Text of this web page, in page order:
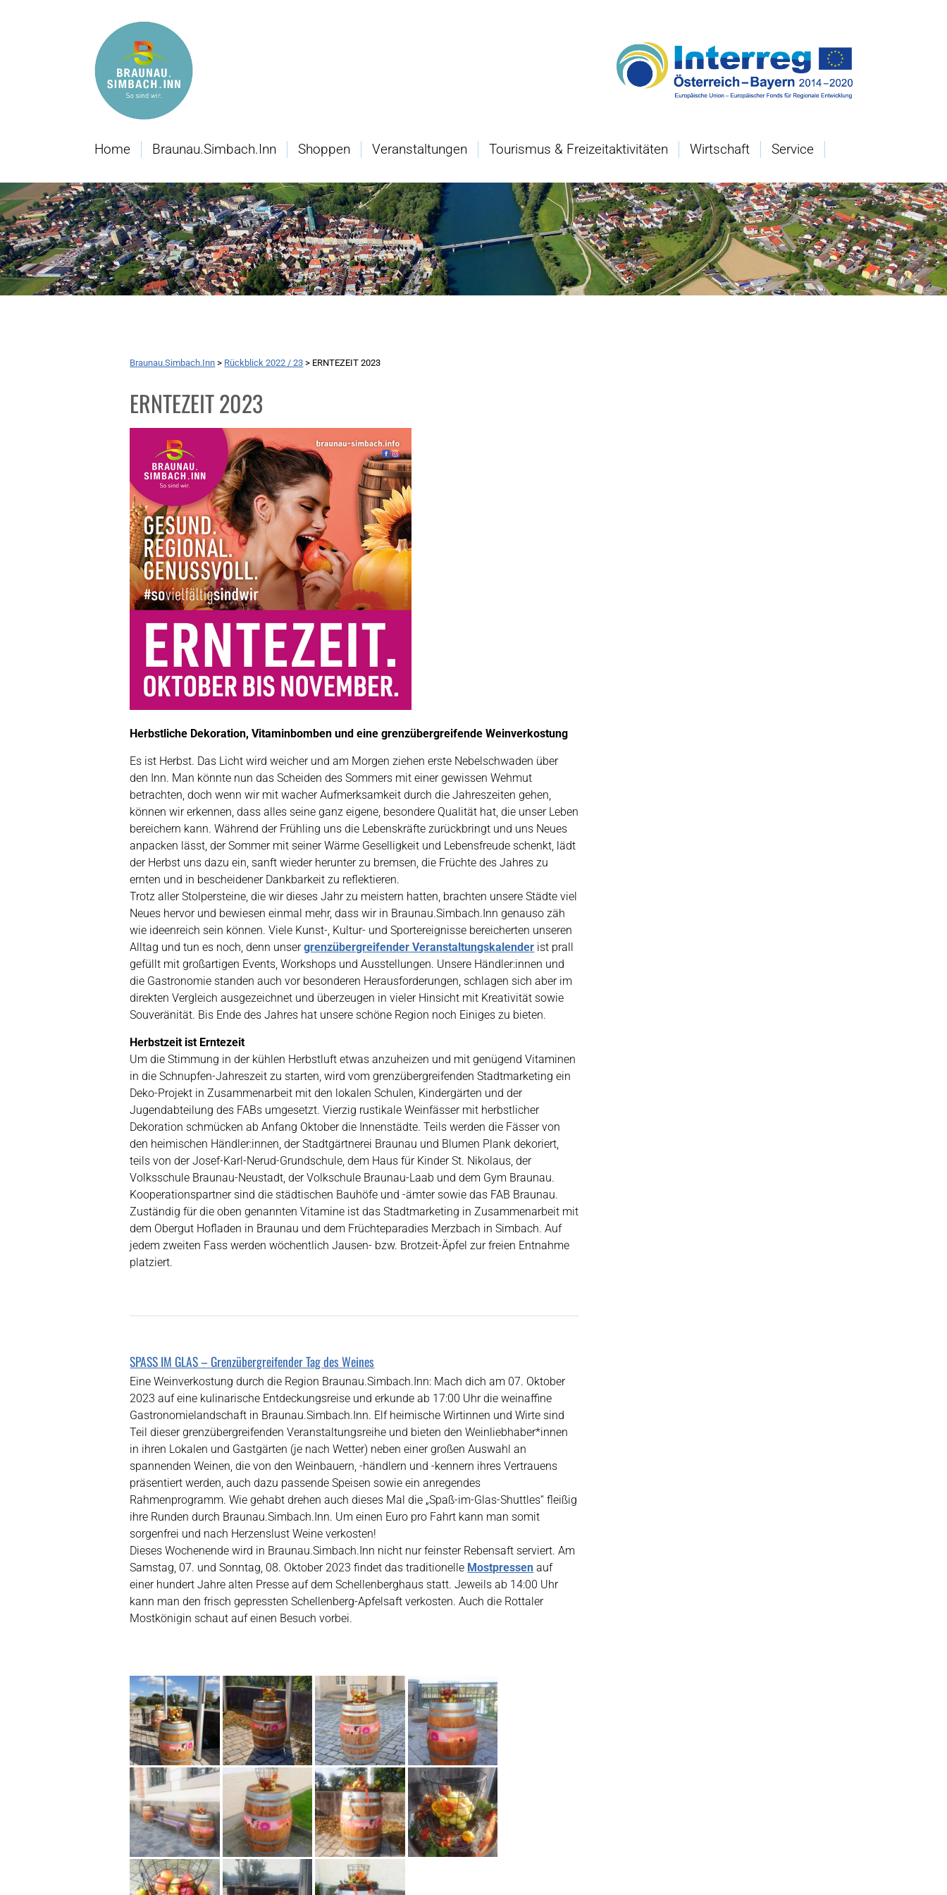
Home Braunau.Simbach.Inn Shoppen Veranstaltungen Tourismus & Freizeitaktivitäten Wirtschaft Service
Braunau.Simbach.Inn > Rückblick 2022 / 23 > ERNTEZEIT 2023
ERNTEZEIT 2023
Herbstliche Dekoration, Vitaminbomben und eine grenzübergreifende Weinverkostung
Es ist Herbst. Das Licht wird weicher und am Morgen ziehen erste Nebelschwaden über
den Inn. Man könnte nun das Scheiden des Sommers mit einer gewissen Wehmut
betrachten, doch wenn wir mit wacher Aufmerksamkeit durch die Jahreszeiten gehen,
können wir erkennen, dass alles seine ganz eigene, besondere Qualität hat, die unser Leben
bereichern kann. Während der Frühling uns die Lebenskräfte zurückbringt und uns Neues
anpacken lässt, der Sommer mit seiner Wärme Geselligkeit und Lebensfreude schenkt, lädt
der Herbst uns dazu ein, sanft wieder herunter zu bremsen, die Früchte des Jahres zu
ernten und in bescheidener Dankbarkeit zu reflektieren.
Trotz aller Stolpersteine, die wir dieses Jahr zu meistern hatten, brachten unsere Städte viel
Neues hervor und bewiesen einmal mehr, dass wir in Braunau.Simbach.Inn genauso zäh
wie ideenreich sein können. Viele Kunst-, Kultur- und Sportereignisse bereicherten unseren
Alltag und tun es noch, denn unsergrenzübergreifender Veranstaltungskalender ist prall
gefüllt mit großartigen Events, Workshops und Ausstellungen. Unsere Händler:innen und
die Gastronomie standen auch vor besonderen Herausforderungen, schlagen sich aber im
direkten Vergleich ausgezeichnet und überzeugen in vieler Hinsicht mit Kreativität sowie
Souveränität. Bis Ende des Jahres hat unsere schöne Region noch Einiges zu bieten.
Herbstzeit ist Erntezeit
Um die Stimmung in der kühlen Herbstluft etwas anzuheizen und mit genügend Vitaminen
in die Schnupfen-Jahreszeit zu starten, wird vom grenzübergreifenden Stadtmarketing ein
Deko-Projekt in Zusammenarbeit mit den lokalen Schulen, Kindergärten und der
Jugendabteilung des FABs umgesetzt. Vierzig rustikale Weinfässer mit herbstlicher
Dekoration schmücken ab Anfang Oktober die Innenstädte. Teils werden die Fässer von
den heimischen Händler:innen, der Stadtgärtnerei Braunau und Blumen Plank dekoriert,
teils von der Josef-Karl-Nerud-Grundschule, dem Haus für Kinder St. Nikolaus, der
Volksschule Braunau-Neustadt, der Volkschule Braunau-Laab und dem Gym Braunau.
Kooperationspartner sind die städtischen Bauhöfe und -ämter sowie das FAB Braunau.
Zuständig für die oben genannten Vitamine ist das Stadtmarketing in Zusammenarbeit mit
dem Obergut Hofladen in Braunau und dem Früchteparadies Merzbach in Simbach. Auf
jedem zweiten Fass werden wöchentlich Jausen- bzw. Brotzeit-Äpfel zur freien Entnahme
platziert.
SPASS IM GLAS – Grenzübergreifender Tag des Weines
Eine Weinverkostung durch die Region Braunau.Simbach.Inn: Mach dich am 07. Oktober
2023 auf eine kulinarische Entdeckungsreise und erkunde ab 17:00 Uhr die weinaffine
Gastronomielandschaft in Braunau.Simbach.Inn. Elf heimische Wirtinnen und Wirte sind
Teil dieser grenzübergreifenden Veranstaltungsreihe und bieten den Weinliebhaber*innen
in ihren Lokalen und Gastgärten (je nach Wetter) neben einer großen Auswahl an
spannenden Weinen, die von den Weinbauern, -händlern und -kennern ihres Vertrauens
präsentiert werden, auch dazu passende Speisen sowie ein anregendes
Rahmenprogramm. Wie gehabt drehen auch dieses Mal die „Spaß-im-Glas-Shuttles“ fleißig
ihre Runden durch Braunau.Simbach.Inn. Um einen Euro pro Fahrt kann man somit
sorgenfrei und nach Herzenslust Weine verkosten!
Dieses Wochenende wird in Braunau.Simbach.Inn nicht nur feinster Rebensaft serviert. Am
Samstag, 07. und Sonntag, 08. Oktober 2023 findet das traditionelle Mostpressen auf
einer hundert Jahre alten Presse auf dem Schellenberghaus statt. Jeweils ab 14:00 Uhr
kann man den frisch gepressten Schellenberg-Apfelsaft verkosten. Auch die Rottaler
Mostkönigin schaut auf einen Besuch vorbei.